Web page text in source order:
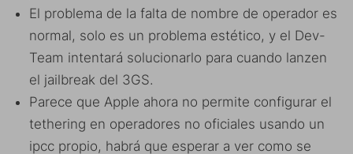
El problema de la falta de nombre de operador es
normal, solo es un problema estético, y el Dev-
Team intentará solucionarlo para cuando lanzen
el jailbreak del 3GS.
Parece que Apple ahora no permite configurar el
tethering en operadores no oficiales usando un
ipcc propio, habrá que esperar a ver como se